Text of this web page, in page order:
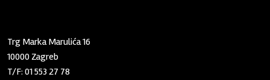
Trg Marka Marulića 16
10000 Zagreb
T/F:01 553 27 78